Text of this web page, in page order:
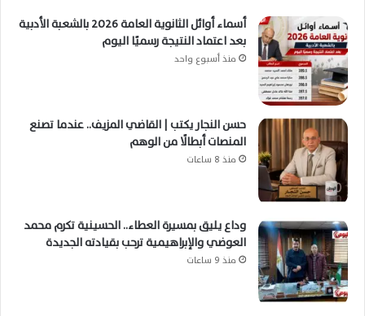
أسماء أوائل الثانوية العامة 2026 بالشعبة الأدبية
بعد اعتماد النتيجة رسميًا اليوم
منذ أسبوع واحد
حسن النجار يكتب | القاضي المزيف.. عندما تصنع
المنصات أبطالًا من الوهم
منذ 8 ساعات
وداع يليق بمسيرة العطاء.. الحسينية تكرم محمد
العوضي والإبراهيمية ترحب بقيادته الجديدة
منذ 9 ساعات